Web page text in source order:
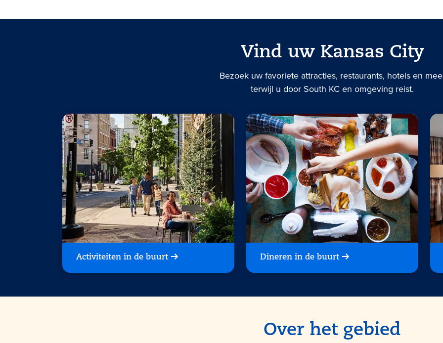
Vind uw Kansas City
Bezoek uw favoriete attracties, restaurants, hotels en
terwijl u door South KC en omgeving reist.
Activiteiten in de buurt Dineren in de buurt
Over het gebied